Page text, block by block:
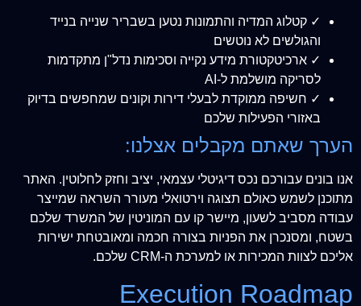
✓ קטלוג המדיה והתמונות נטען בשבריר שנייה בנייד
והגולשים לא נוטשים
✓ ארכיטקטורת מידע נקייה וסכימות נדל"ן מתקדמות
לסריקה מושלמת ל-AI
✓ חשיפה ממוקדת לבעלי דירות וקונים שמחפשים בדיוק
באזורי הפעילות שלכם
הערך שאתם מקבלים אצלנו:
אנו בונים עבורכם נכס דיגיטלי עצמאי, יציב וחזק לחלוטין. האתר
מתוכנן לשמש כאולם תצוגה וירטואלי מעורר השראה שמייצר
עבודה מסביב לשעון, מיישר קו עם המוניטין של המשרד שלכם
בשטח, ומסנכרן את הפניות בצורה חכמה ומאובטחת ישירות
אליכם לצוות המכירות או למערכת ה-CRM שלכם.
Execution Roadmap